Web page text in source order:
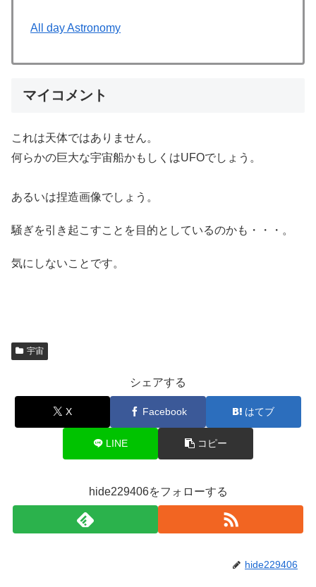
All day Astronomy
マイコメント
これは天体ではありません。
何らかの巨大な宇宙船かもしくはUFOでしょう。
あるいは捏造画像でしょう。
騒ぎを引き起こすことを目的としているのかも・・・。
気にしないことです。
宇宙
シェアする
X Facebook はてブ
LINE コピー
hide229406をフォローする
hide229406